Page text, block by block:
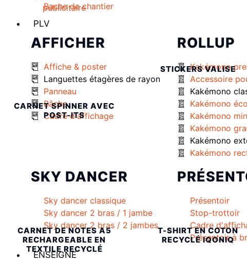
Bache de chantier
PLV
AFFICHER
Affiche & poster
Languettes étagères de rayon
Panneau
Bâche
Cadre d'affichage
ROLLUP
Kakémono
Accessoire
Kakémono
Kakémono
Kakémono
Kakémono
Kakémono
Kakémono
SKY DANCER
Sky dancer classique
Sky dancer 2 bras / 1 jambe
Sky dancer 2 bras / 2 jambes
Présentoir
Stop-trottoir
Cadre
Présentoir à
ENSEIGNE
CARNET SPINNER AVEC
POST-ITS
STICKERS VALISE
CARNET DE NOTES A5
RECHARGEABLE EN
TEXTILE RECYCLÉ
T-SHIRT EN COTON
RECYCLÉ IQONIQ